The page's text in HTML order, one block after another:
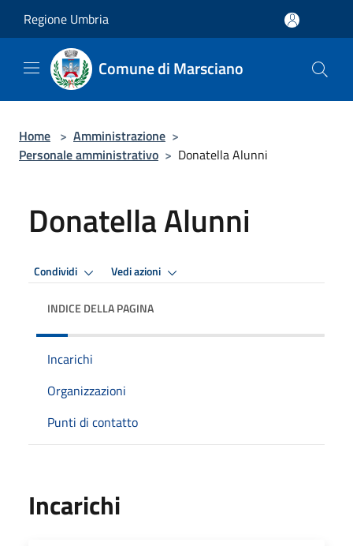
Regione Umbria
Comune di Marsciano
Home > Amministrazione >
Personale amministrativo > Donatella Alunni
Donatella Alunni
Condividi Vedi azioni
INDICE DELLA PAGINA
Incarichi
Organizzazioni
Punti di contatto
Incarichi